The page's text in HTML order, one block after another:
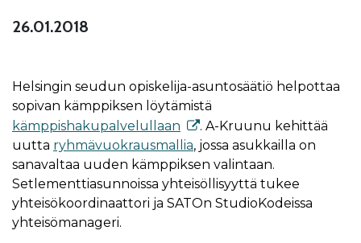
26.01.2018
Helsingin seudun opiskelija-asuntosäätiö helpottaa
sopivan kämppiksen löytämistä
kämppishakupalvelullaan
. A-Kruunu kehittää
uutta ryhmävuokrausmallia, jossa asukkailla on
sanavaltaa uuden kämppiksen valintaan.
Setlementtiasunnoissa yhteisöllisyyttä tukee
yhteisökoordinaattori ja SATOn StudioKodeissa
yhteisömanageri.